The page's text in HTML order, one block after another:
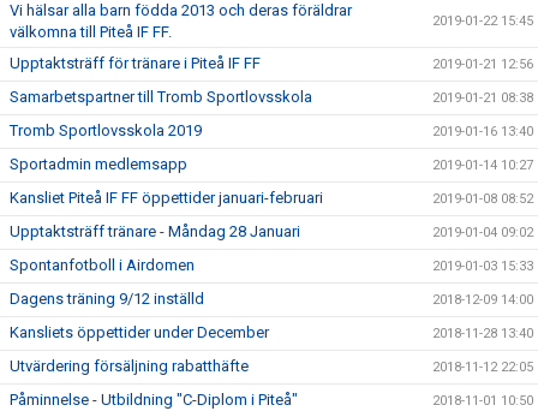
Vi hälsar alla barn födda 2013 och deras föräldrar
välkomna till Piteå IF FF.
2019-01-22 15:45
Upptaktsträff för tränare i Piteå IF FF 2019-01-21 12:56
Samarbetspartner till Tromb Sportlovsskola 2019-01-21 08:38
Tromb Sportlovsskola 2019 2019-01-16 13:40
Sportadmin medlemsapp 2019-01-14 10:27
Kansliet Piteå IF FF öppettider januari-februari 2019-01-08 08:52
Upptaktsträff tränare - Måndag 28 Januari 2019-01-04 09:02
Spontanfotboll i Airdomen 2019-01-03 15:33
Dagens träning 9/12 inställd 2018-12-09 14:00
Kansliets öppettider under December 2018-11-28 13:40
Utvärdering försäljning rabatthäfte 2018-11-12 22:05
Påminnelse - Utbildning "C-Diplom i Piteå" 2018-11-01 10:50